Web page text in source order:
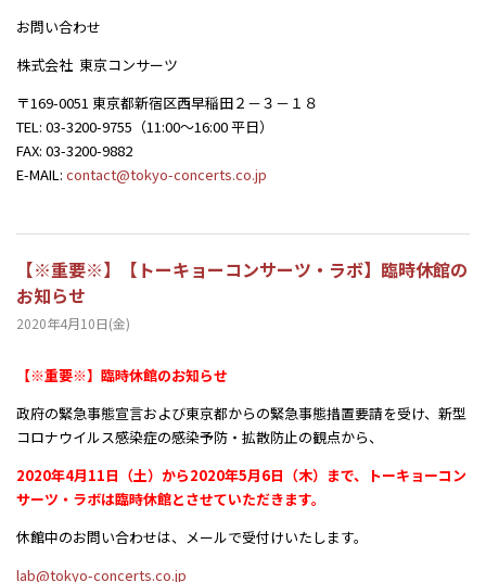
お問い合わせ
株式会社 東京コンサーツ
〒169-0051 東京都新宿区西早稲田２－３－１８
TEL: 03-3200-9755（11:00～16:00 平日）
FAX: 03-3200-9882
E-MAIL: contact@tokyo-concerts.co.jp
【※重要※】【トーキョーコンサーツ・ラボ】臨時休館の
お知らせ
2020年4月10日(金)
【※重要※】臨時休館のお知らせ
政府の緊急事態宣言および東京都からの緊急事態措置要請を受け、新型
コロナウイルス感染症の感染予防・拡散防止の観点から、
2020年4月11日（土）から2020年5月6日（木）まで、トーキョーコン
サーツ・ラボは臨時休館とさせていただきます。
休館中のお問い合わせは、メールで受付けいたします。
lab@tokyo-concerts.co.jp